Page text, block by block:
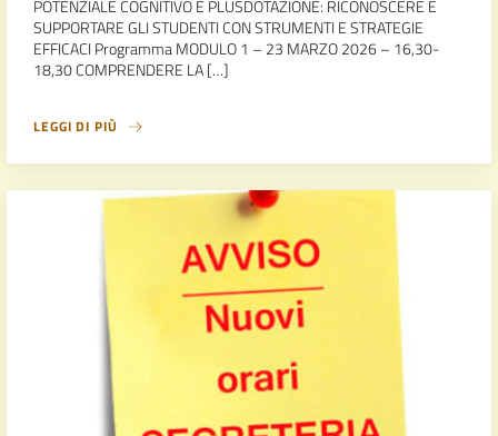
POTENZIALE COGNITIVO E PLUSDOTAZIONE: RICONOSCERE E
SUPPORTARE GLI STUDENTI CON STRUMENTI E STRATEGIE
EFFICACI Programma MODULO 1 – 23 MARZO 2026 – 16,30-
18,30 COMPRENDERE LA […]
LEGGI DI PIÙ